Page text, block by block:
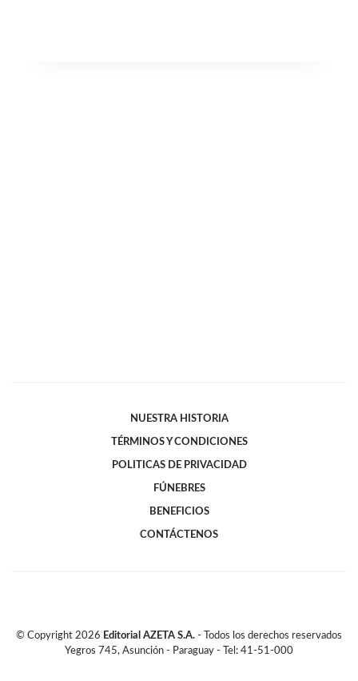
NUESTRA HISTORIA
TÉRMINOS Y CONDICIONES
POLITICAS DE PRIVACIDAD
FÚNEBRES
BENEFICIOS
CONTÁCTENOS
© Copyright 2026 Editorial AZETA S.A. - Todos los derechos reservados
Yegros 745, Asunción - Paraguay - Tel: 41-51-000